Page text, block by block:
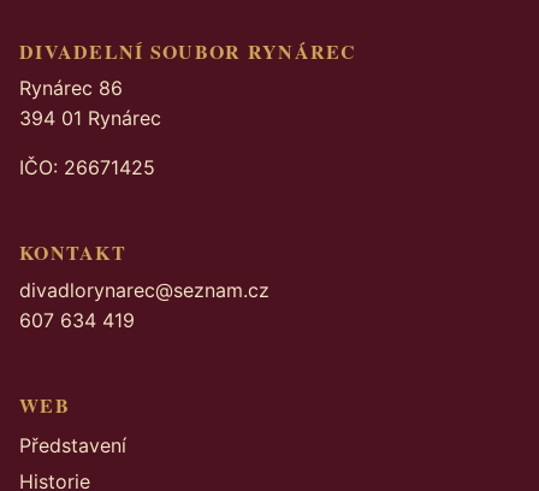
DIVADELNÍ SOUBOR RYNÁREC
Rynárec 86
394 01 Rynárec
IČO: 26671425
KONTAKT
divadlorynarec@seznam.cz
607 634 419
WEB
Představení
Historie